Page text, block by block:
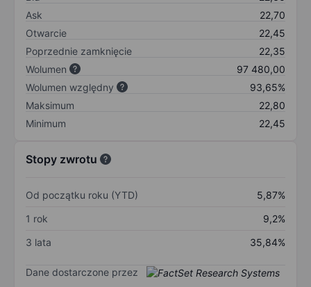
Ask
22,70
Otwarcie
22,45
Poprzednie zamknięcie
22,35
Wolumen
97 480,00
Wolumen względny
93,65%
Maksimum
22,80
Minimum
22,45
Stopy zwrotu
Od początku roku (YTD)
5,87%
1 rok
9,2%
3 lata
35,84%
Dane dostarczone przez